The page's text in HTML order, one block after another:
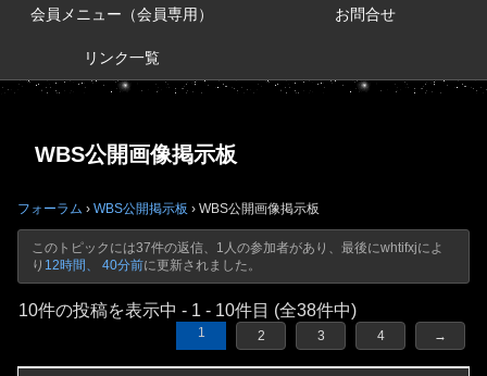
会員メニュー（会員専用） お問合せ
リンク一覧
WBS公開画像掲示板
フォーラム › WBS公開掲示板 › WBS公開画像掲示板
このトピックには37件の返信、1人の参加者があり、最後にwhtifxjによ
り 12時間、 40分前に更新されました。
10件の投稿を表示中 - 1 - 10件目 (全38件中)
1 2 3 4 →